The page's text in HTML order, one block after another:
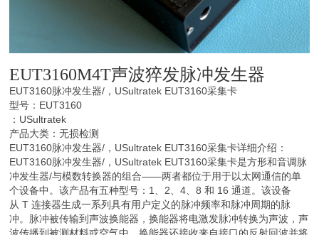
EUT3160M4T声波猝发脉冲发生器
EUT3160脉冲发生器/，USultratek EUT3160采集卡
型号：EUT3160
：USultratek
产品大类：无损检测
EUT3160脉冲发生器/，USultratek EUT3160采集卡详细介绍：
EUT3160脉冲发生器/，USultratek EUT3160采集卡是方形和音调脉
冲发生器/与模数转换器的组合——两者都位于用于以太网通信的单
个设备中。该产品有五种型号：1、2、4、8 和 16 通道。该设备
从 T 连接器生成一系列具有用户定义的脉冲频率和脉冲周期的脉
冲。脉冲被传输到声波换能器，换能器将电激发脉冲转换为声波，声
波传播到被测材料或空气中。换能器还接收来自接口的反射回波并将